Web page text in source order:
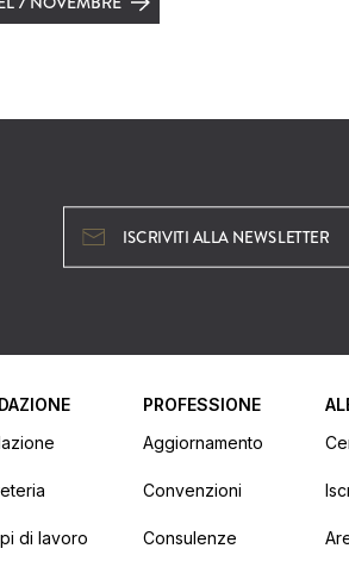
ISCRIVITI ALLA NEWSLETTER
di lavoro
PROFESSIONE
Aggiornamento
Convenzioni
Consulenze